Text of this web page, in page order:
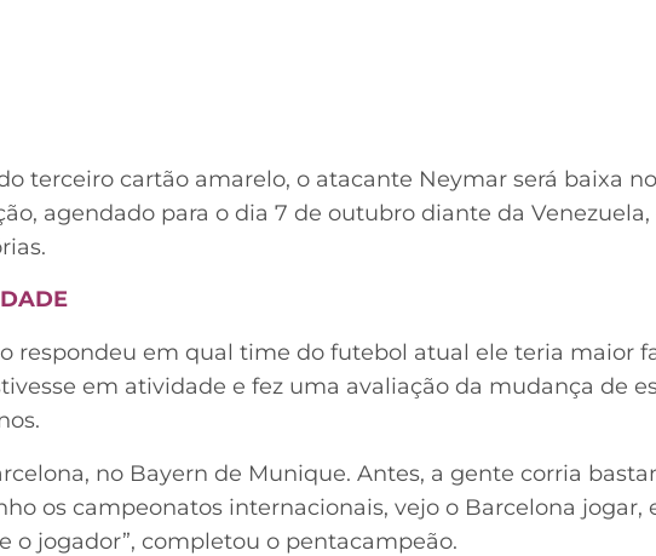
terceiro cartão amarelo, o atacante Neymar será baixa
agendado para o dia 7 de outubro diante da Venezuela,
respondeu em qual time do futebol atual ele teria maior
em atividade e fez uma avaliação da mudança de
no Bayern de Munique. Antes, a gente corria
os campeonatos internacionais, vejo o Barcelona jogar,
o jogador”, completou o pentacampeão.